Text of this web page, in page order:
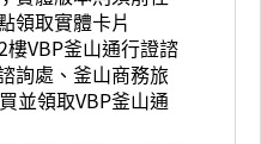
領取實體卡片
VBP釜山通行證諮
詢處、釜山商務旅
並領取VBP釜山通